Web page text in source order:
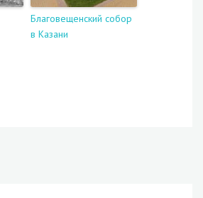
Благовещенский собор
в Казани